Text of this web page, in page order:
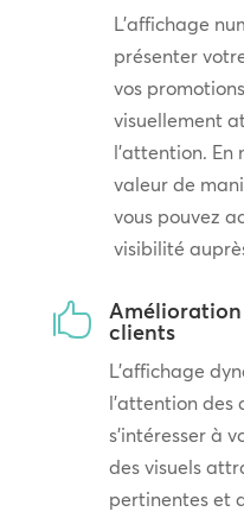
L’affichage
présenter
vos
visuellement
l’attention.
valeur de
vous pouvez
visibilité
 clients
L’affichage
l’attention des
s’intéresser à
des visuels
pertinentes et